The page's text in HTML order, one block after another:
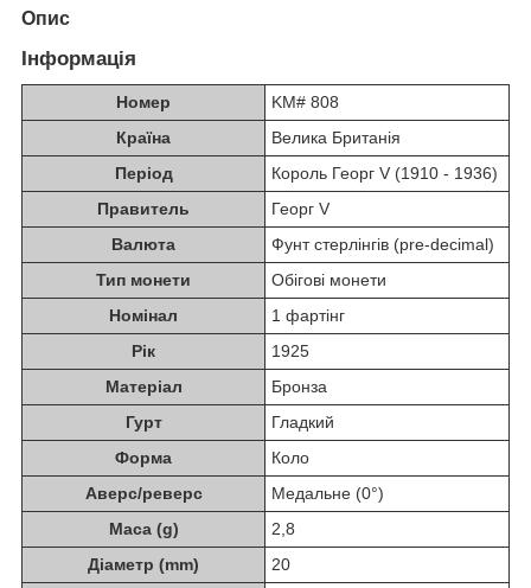
Опис
Інформація
Номер
KM# 808
Країна
Велика Британія
Період
Король Георг V (1910 - 1936)
Правитель
Георг V
Валюта
Фунт стерлінгів (pre-decimal)
Тип монети
Обігові монети
Номінал
1 фартінг
Рік
1925
Матеріал
Бронза
Гурт
Гладкий
Форма
Коло
Аверс/реверс
Медальне (0°)
Маса (g)
2,8
Діаметр (mm)
20